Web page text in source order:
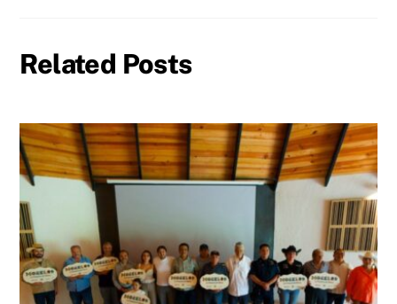
Related Posts